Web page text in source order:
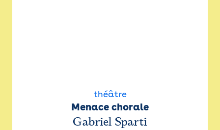
théâtre
Menace chorale
Gabriel Sparti